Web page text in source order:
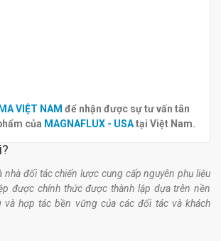
VIỆT NAM để nhận được sự tư vấn tân
của MAGNAFLUX - USAtại Việt Nam.
nhà đối tác chiến lược cung cấp nguyên phụ liệu
được chính thức được thành lập dựa trên nền
hợp tác bền vững của các đối tác và khách